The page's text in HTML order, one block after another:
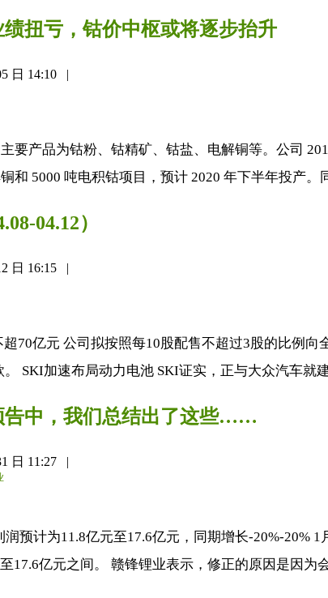
扭亏，钴价中枢或将逐步抬升
日 14:10 |
要产品为钴粉、钴精矿、钴盐、电解铜等。公司
和 5000 吨电积钴项目，预计 2020 年下半年投产。
04.12）
日 16:15 |
70亿元 公司拟按照每10股配售不超过3股的比例
。 SKI加速布局动力电池 SKI证实，正与大众汽车就
告中，我们总结出了这些……
日 11:27 |
预计为11.8亿元至17.6亿元，同期增长-20%-20%
17.6亿元之间。 赣锋锂业表示，修正的原因是因为